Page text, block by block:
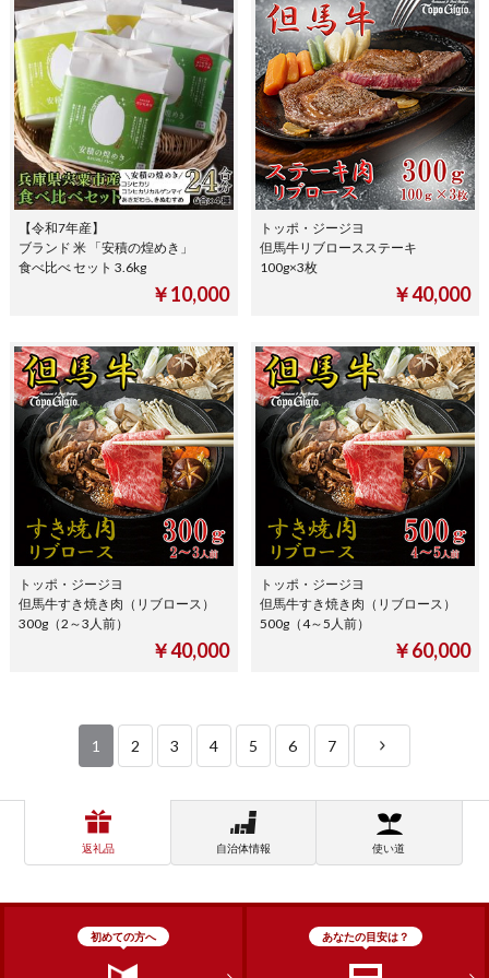
【令和7年産】
ブランド 米 「安積の煌めき」
食べ比べ セット 3.6kg
￥10,000
トッポ・ジージヨ
但馬牛リブロースステーキ
100g×3枚
￥40,000
トッポ・ジージヨ
但馬牛すき焼き肉（リブロース）
300g（2～3人前）
￥40,000
トッポ・ジージヨ
但馬牛すき焼き肉（リブロース）
500g（4～5人前）
￥60,000
1 2 3 4 5 6 7
返礼品 自治体情報 使い道
初めての方へ あなたの目安は？